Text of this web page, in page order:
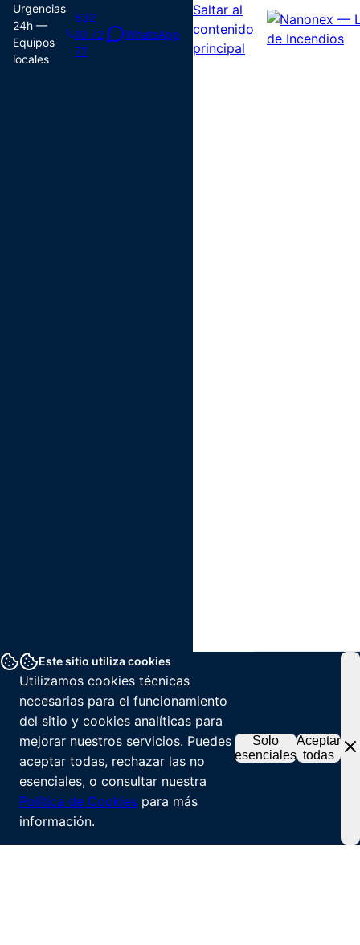
Urgencias
24h —
Equipos
locales
632
10 72
72
WhatsApp
Saltar al
contenido
principal
Este sitio utiliza cookies
Utilizamos cookies técnicas
necesarias para el funcionamiento
del sitio y cookies analíticas para
mejorar nuestros servicios. Puedes
aceptar todas, rechazar las no
esenciales, o consultar nuestra
Política de Cookies para más
información.
Solo
esenciales
Aceptar
todas